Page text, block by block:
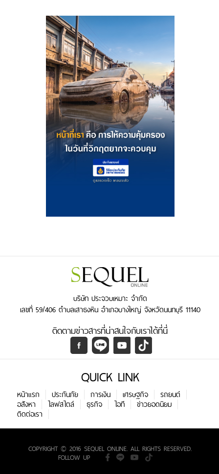
บริษัท ประจวบเหมาะ จำกัด
เลขที่ 59/406 ตำบลเสาธงหิน อำเภอบางใหญ่ จังหวัดนนทบุรี 11140
ติดตามข่าวสารที่น่าสนใจกับเราได้ที่นี่
QUICK LINK
หน้าแรก ประกันภัย การเงิน เศรษฐกิจ
รถยนต์
อสังหา
ไลฟสไตล์ ธุรกิจ ไอที
ข่าวยอดนิยม
ติดต่อเรา
COPYRIGHT © 2016 SEQUEL ONLINE. ALL RIGHTS RESERVED.
FOLLOW UP